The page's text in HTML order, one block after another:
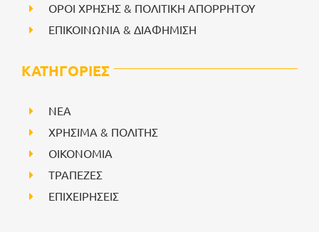
ΟΡΟΙ ΧΡΗΣΗΣ & ΠΟΛΙΤΙΚΗ ΑΠΟΡΡΗΤΟΥ
ΕΠΙΚΟΙΝΩΝΙΑ & ΔΙΑΦΗΜΙΣΗ
ΚΑΤΗΓΟΡΙΕΣ
NEA
ΧΡΗΣΙΜΑ & ΠΟΛΙΤΗΣ
ΟΙΚΟΝΟΜΙΑ
ΤΡΑΠΕΖΕΣ
ΕΠΙΧΕΙΡΗΣΕΙΣ